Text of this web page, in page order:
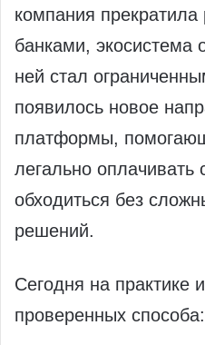
компания прекратила
банками, экосистема
ней стал
появилось новое
платформы,
легально оплачивать
обходиться без
решений.
Сегодня на практике
проверенных способа: